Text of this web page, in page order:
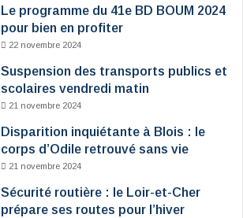
Le programme du 41e BD BOUM 2024
pour bien en profiter
22 novembre 2024
Suspension des transports publics et
scolaires vendredi matin
21 novembre 2024
Disparition inquiétante à Blois : le
corps d’Odile retrouvé sans vie
21 novembre 2024
Sécurité routière : le Loir-et-Cher
prépare ses routes pour l’hiver